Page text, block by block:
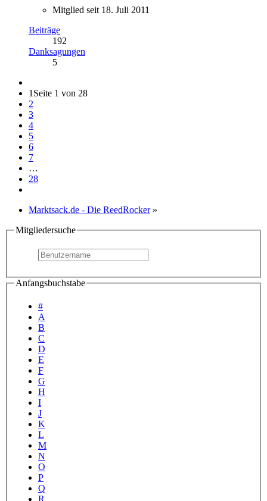
Mitglied seit 18. Juli 2011
Beiträge
192
Danksagungen
5
1 Seite 1 von 28
2
3
4
5
6
7
…
28
Marktsack.de - Die ReedRocker »
Mitgliedersuche
Anfangsbuchstabe
#
A
B
C
D
E
F
G
H
I
J
K
L
M
N
O
P
Q